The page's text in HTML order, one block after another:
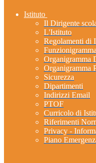
Istituto
Il Dirigente
L'Istituto
Regolamenti di
Funzionigramma
Organigramma
Organigramma
Sicurezza
Dipartimenti
Indirizzi Email
PTOF
Curricolo di
Riferimenti
Privacy -
Piano